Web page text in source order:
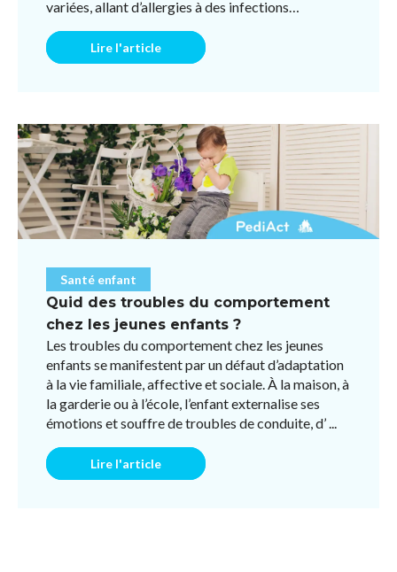
variées, allant d’allergies à des infections
Lire l'article
Santé enfant
Quid des troubles du comportement
chez les jeunes enfants ?
Les troubles du comportement chez les jeunes
enfants se manifestent par un défaut d’adaptation
à la vie familiale, affective et sociale. À la maison, à
la garderie ou à l’école, l’enfant externalise ses
émotions et souffre de troubles de conduite, d’ ...
Lire l'article